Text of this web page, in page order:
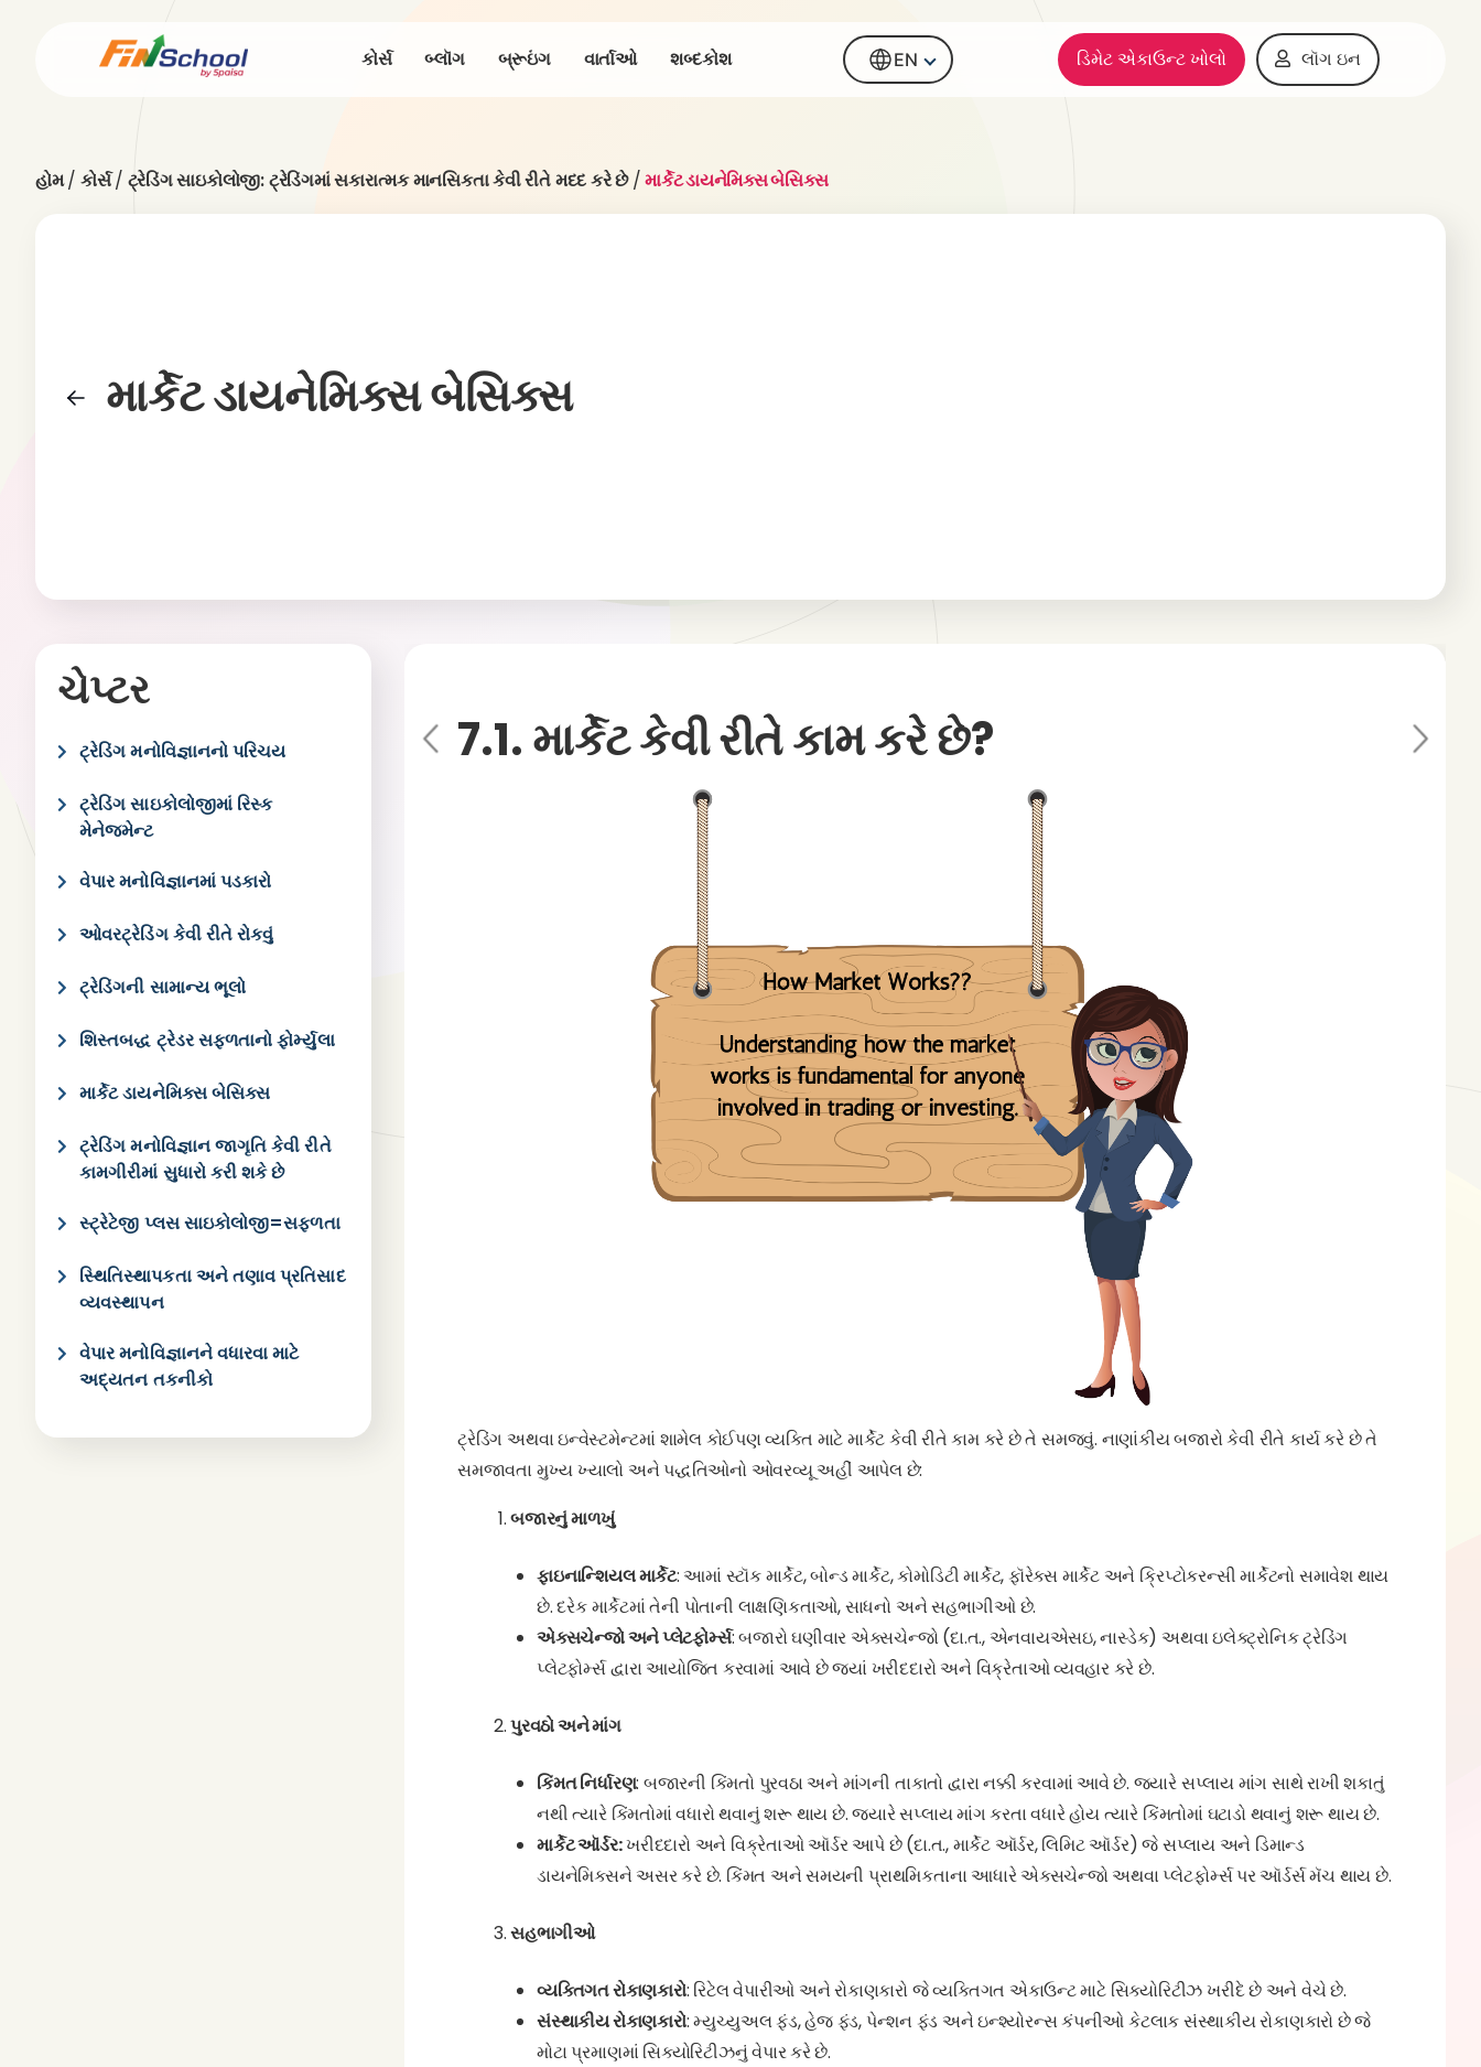
કોર્સ બ્લૉગ બ્રૂઇંગ વાર્તાઓ શબ્દકોશ EN ડિમેટ એકાઉન્ટ ખોલો લૉગ ઇન
હોમ/ કોર્સ/ ટ્રેડિંગ સાઇકોલોજી: ટ્રેડિંગમાં સકારાત્મક માનસિકતા કેવી રીતે મદદ કરે છે/માર્કેટ ડાયનેમિક્સ બેસિક્સ
માર્કેટ ડાયનેમિક્સ બેસિક્સ
ચેપ્ટર
ટ્રેડિંગ મનોવિજ્ઞાનનો પરિચય
ટ્રેડિંગ સાઇકોલોજીમાં રિસ્ક
મેનેજમેન્ટ
વેપાર મનોવિજ્ઞાનમાં પડકારો
ઓવરટ્રેડિંગ કેવી રીતે રોકવું
ટ્રેડિંગની સામાન્ય ભૂલો
શિસ્તબદ્ધ ટ્રેડર સફળતાનો ફોર્મ્યુલા
માર્કેટ ડાયનેમિક્સ બેસિક્સ
ટ્રેડિંગ મનોવિજ્ઞાન જાગૃતિ કેવી રીતે
કામગીરીમાં સુધારો કરી શકે છે
સ્ટ્રેટેજી પ્લસ સાઇકોલોજી=સફળતા
સ્થિતિસ્થાપકતા અને તણાવ પ્રતિસાદ
વ્યવસ્થાપન
વેપાર મનોવિજ્ઞાનને વધારવા માટે
અદ્યતન તકનીકો
7.1. માર્કેટ કેવી રીતે કામ કરે છે?
ટ્રેડિંગ અથવા ઇન્વેસ્ટમેન્ટમાં શામેલ કોઈપણ વ્યક્તિ માટે માર્કેટ કેવી રીતે કામ કરે છે તે સમજવું. નાણાંકીય બજારો કેવી રીતે કાર્ય કરે છે તે
સમજાવતા મુખ્ય ખ્યાલો અને પદ્ધતિઓનો ઓવરવ્યૂ અહીં આપેલ છે:
બજારનું માળખું
ફાઇનાન્શિયલ માર્કેટ: આમાં સ્ટૉક માર્કેટ, બોન્ડ માર્કેટ, કોમોડિટી માર્કેટ, ફૉરેક્સ માર્કેટ અને ક્રિપ્ટોકરન્સી માર્કેટનો સમાવેશ થાય
છે. દરેક માર્કેટમાં તેની પોતાની લાક્ષણિકતાઓ, સાધનો અને સહભાગીઓ છે.
એક્સચેન્જો અને પ્લેટફોર્મ્સ: બજારો ઘણીવાર એક્સચેન્જો (દા.ત., એનવાયએસઇ, નાસ્ડેક) અથવા ઇલેક્ટ્રોનિક ટ્રેડિંગ
પ્લેટફોર્મ્સ દ્વારા આયોજિત કરવામાં આવે છે જ્યાં ખરીદદારો અને વિક્રેતાઓ વ્યવહાર કરે છે.
પુરવઠો અને માંગ
કિંમત નિર્ધારણ: બજારની કિંમતો પુરવઠા અને માંગની તાકાતો દ્વારા નક્કી કરવામાં આવે છે. જ્યારે સપ્લાય માંગ સાથે રાખી શકાતું
નથી ત્યારે કિંમતોમાં વધારો થવાનું શરૂ થાય છે. જ્યારે સપ્લાય માંગ કરતા વધારે હોય ત્યારે કિંમતોમાં ઘટાડો થવાનું શરૂ થાય છે.
માર્કેટ ઑર્ડર:ખરીદદારો અને વિક્રેતાઓ ઑર્ડર આપે છે (દા.ત., માર્કેટ ઑર્ડર, લિમિટ ઑર્ડર) જે સપ્લાય અને ડિમાન્ડ
ડાયનેમિક્સને અસર કરે છે. કિંમત અને સમયની પ્રાથમિકતાના આધારે એક્સચેન્જો અથવા પ્લેટફોર્મ્સ પર ઑર્ડર્સ મૅચ થાય છે.
સહભાગીઓ
વ્યક્તિગત રોકાણકારો: રિટેલ વેપારીઓ અને રોકાણકારો જે વ્યક્તિગત એકાઉન્ટ માટે સિક્યોરિટીઝ ખરીદે છે અને વેચે છે.
સંસ્થાકીય રોકાણકારો: મ્યુચ્યુઅલ ફંડ, હેજ ફંડ, પેન્શન ફંડ અને ઇન્શ્યોરન્સ કંપનીઓ કેટલાક સંસ્થાકીય રોકાણકારો છે જે
મોટા પ્રમાણમાં સિક્યોરિટીઝનું વેપાર કરે છે.
Pre
Ne